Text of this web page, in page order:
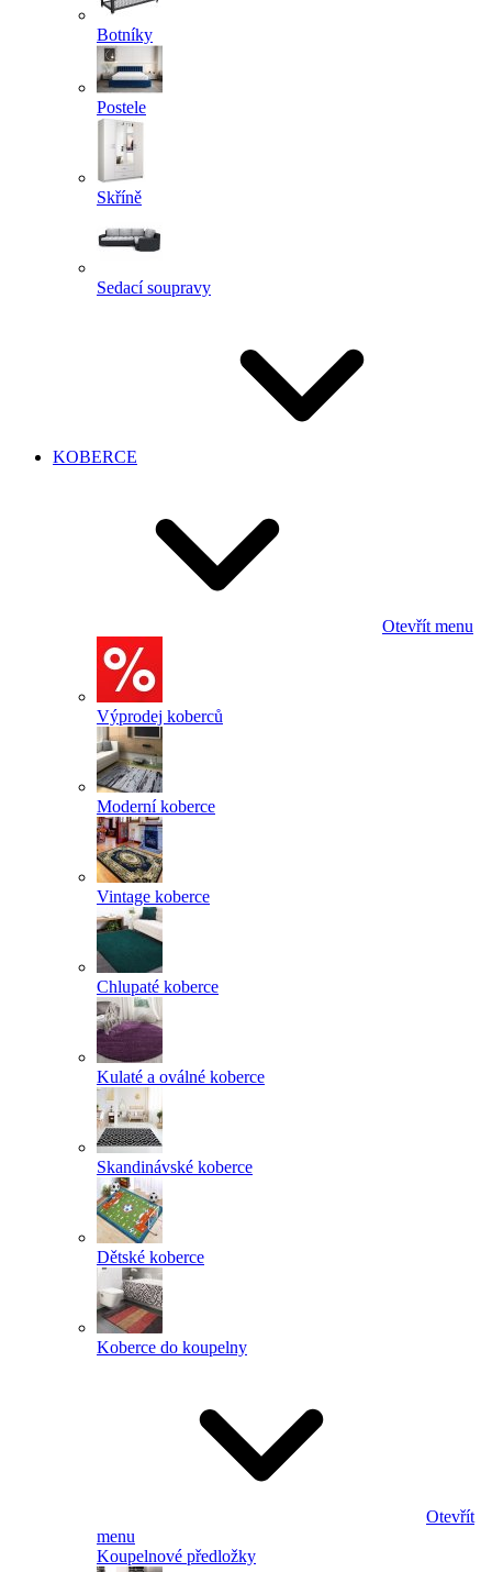
Botníky
Postele
Skříně
Sedací soupravy
KOBERCE
Otevřít menu
Výprodej koberců
Moderní koberce
Vintage koberce
Chlupaté koberce
Kulaté a oválné koberce
Skandinávské koberce
Dětské koberce
Koberce do koupelny
Otevřít
menu
Koupelnové předložky